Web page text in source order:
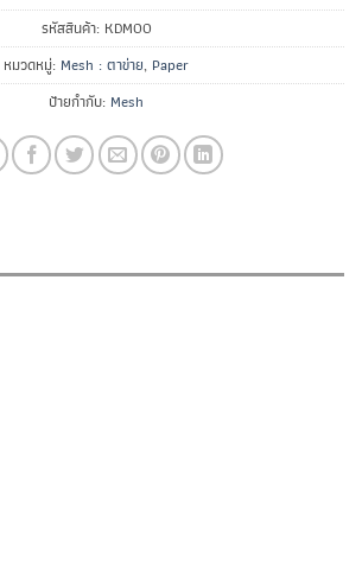
รหัสสินค้า: KDM00
หมวดหมู่: Mesh : ตาข่าย, Paper
ป้ายกำกับ: Mesh